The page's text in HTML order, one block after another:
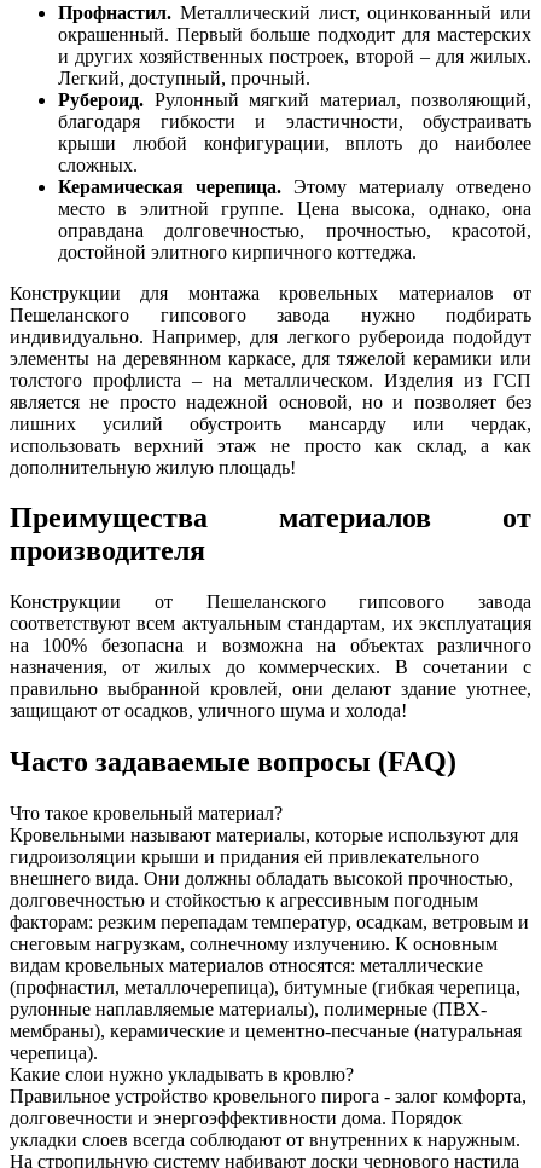
Профнастил. Металлический лист, оцинкованный или
окрашенный. Первый больше подходит для мастерских
и других хозяйственных построек, второй – для жилых.
Легкий, доступный, прочный.
Рубероид. Рулонный мягкий материал, позволяющий,
благодаря гибкости и эластичности, обустраивать
крыши любой конфигурации, вплоть до наиболее
сложных.
Керамическая черепица. Этому материалу отведено
место в элитной группе. Цена высока, однако, она
оправдана долговечностью, прочностью, красотой,
достойной элитного кирпичного коттеджа.
Конструкции для монтажа кровельных материалов от
Пешеланского гипсового завода нужно подбирать
индивидуально. Например, для легкого рубероида подойдут
элементы на деревянном каркасе, для тяжелой керамики или
толстого профлиста – на металлическом. Изделия из ГСП
является не просто надежной основой, но и позволяет без
лишних усилий обустроить мансарду или чердак,
использовать верхний этаж не просто как склад, а как
дополнительную жилую площадь!
Преимущества материалов от
производителя
Конструкции от Пешеланского гипсового завода
соответствуют всем актуальным стандартам, их эксплуатация
на 100% безопасна и возможна на объектах различного
назначения, от жилых до коммерческих. В сочетании с
правильно выбранной кровлей, они делают здание уютнее,
защищают от осадков, уличного шума и холода!
Часто задаваемые вопросы (FAQ)
Что такое кровельный материал?
Кровельными называют материалы, которые используют для
гидроизоляции крыши и придания ей привлекательного
внешнего вида. Они должны обладать высокой прочностью,
долговечностью и стойкостью к агрессивным погодным
факторам: резким перепадам температур, осадкам, ветровым и
снеговым нагрузкам, солнечному излучению. К основным
видам кровельных материалов относятся: металлические
(профнастил, металлочерепица), битумные (гибкая черепица,
рулонные наплавляемые материалы), полимерные (ПВХ-
мембраны), керамические и цементно-песчаные (натуральная
черепица).
Какие слои нужно укладывать в кровлю?
Правильное устройство кровельного пирога - залог комфорта,
долговечности и энергоэффективности дома. Порядок
укладки слоев всегда соблюдают от внутренних к наружным.
На стропильную систему набивают доски чернового настила